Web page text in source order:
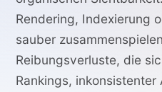
Rendering, Indexierung
sauber
Reibungsverluste, die
Rankings,